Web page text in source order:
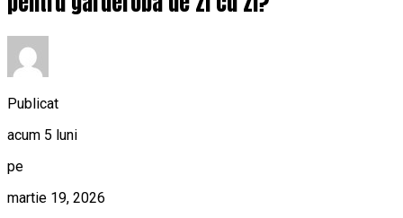
Publicat
acum 5 luni
pe
martie 19, 2026